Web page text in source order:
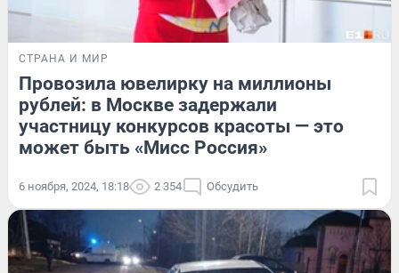
СТРАНА И МИР
Провозила ювелирку на миллионы
рублей: в Москве задержали
участницу конкурсов красоты — это
может быть «Мисс Россия»
6 ноября, 2024, 18:18 2 354 Обсудить